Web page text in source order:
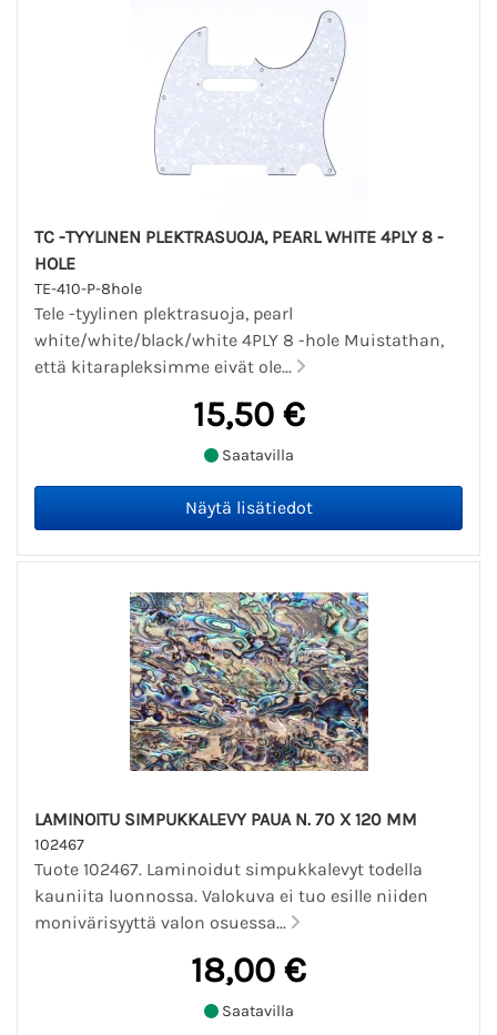
TC -TYYLINEN PLEKTRASUOJA, PEARL WHITE 4PLY 8 -
HOLE
TE-410-P-8hole
Tele -tyylinen plektrasuoja, pearl
white/white/black/white 4PLY 8 -hole Muistathan,
että kitarapleksimme eivät ole...
15,50 €
Saatavilla
LAMINOITU SIMPUKKALEVY PAUA N. 70 X 120 MM
102467
Tuote 102467. Laminoidut simpukkalevyt todella
kauniita luonnossa. Valokuva ei tuo esille niiden
monivärisyyttä valon osuessa...
18,00 €
Saatavilla